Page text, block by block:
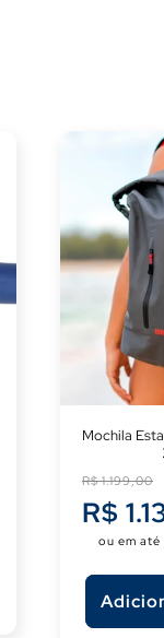
Mochila
Preço
normal
R$ 1.199,00
R$
ou em até